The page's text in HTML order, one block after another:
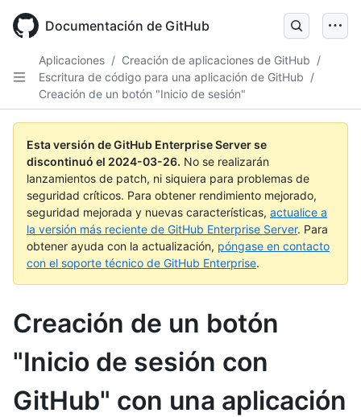
main
Documentación de GitHub
Aplicaciones / Creación de aplicaciones de GitHub /
Escritura de código para una aplicación de GitHub /
Creación de un botón "Inicio de sesión"
Esta versión de GitHub Enterprise Server se
discontinuó el 2024-03-26. No se realizarán
lanzamientos de patch, ni siquiera para problemas de
seguridad críticos. Para obtener rendimiento mejorado,
seguridad mejorada y nuevas características, actualice a
la versión más reciente de GitHub Enterprise Server. Para
obtener ayuda con la actualización, póngase en contacto
con el soporte técnico de GitHub Enterprise.
Creación de un botón
"Inicio de sesión con
GitHub" con una aplicación